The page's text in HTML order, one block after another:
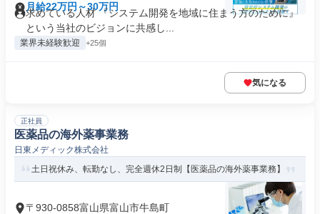
月給22万円～30万円
求めている人材 『システム開発を地域に住まう方のために』
という当社のビジョンに共感し...
業界未経験歓迎 +25個
気になる
正社員
医薬品の海外薬事業務
日東メディック株式会社
土日祝休み、転勤なし、完全週休2日制【医薬品の海外薬事業務】
〒930-0858富山県富山市牛島町